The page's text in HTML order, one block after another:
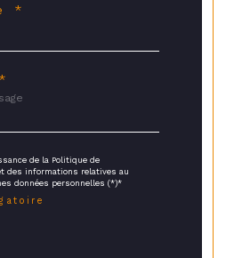
*
de la Politique de
des informations relatives au
données personnelles (*)*